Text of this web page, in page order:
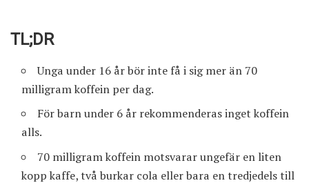
TL;DR
Unga under 16 år bör inte få i sig mer än 70
milligram koffein per dag.
För barn under 6 år rekommenderas inget koffein
alls.
70 milligram koffein motsvarar ungefär en liten
kopp kaffe, två burkar cola eller bara en tredjedels till